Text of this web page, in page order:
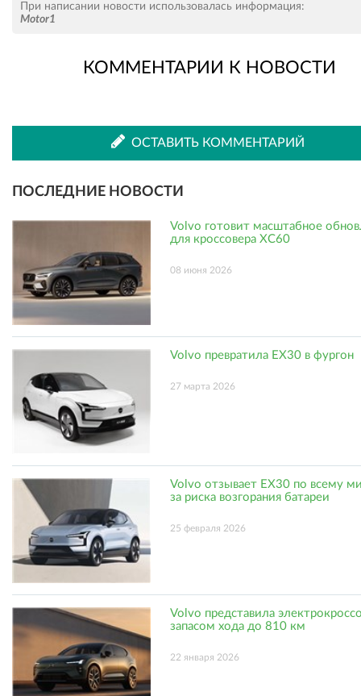
во
ВКонтакте
Одноклассниках
При написании новости использовалась информация:
Motor1
КОММЕНТАРИИ К НОВОСТИ
ОСТАВИТЬ КОММЕНТАРИЙ
ПОСЛЕДНИЕ НОВОСТИ
Volvo готовит масштабное
для кроссовера XC60
08 июня 2026
Volvo превратила EX30 в фургон
27 марта 2026
Volvo отзывает EX30 по всему
за риска возгорания батареи
25 февраля 2026
Volvo представила
запасом хода до 810 км
22 января 2026